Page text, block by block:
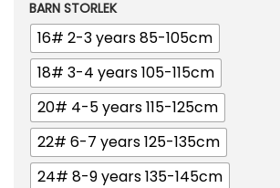
BARN STORLEK
16# 2-3 years 85-105cm
18# 3-4 years 105-115cm
20# 4-5 years 115-125cm
22# 6-7 years 125-135cm
24# 8-9 years 135-145cm